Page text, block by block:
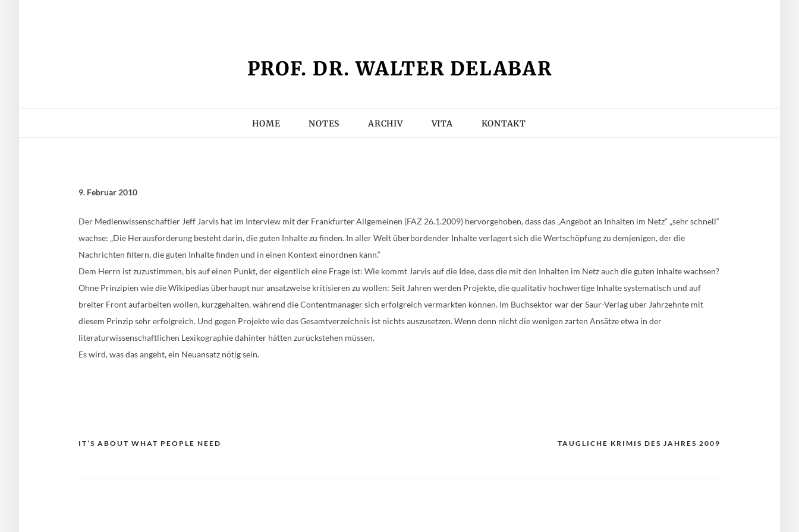
PROF. DR. WALTER DELABAR
HOME NOTES ARCHIV VITA KONTAKT
9. Februar 2010
Der Medienwissenschaftler Jeff Jarvis hat im Interview mit der Frankfurter Allgemeinen (FAZ 26.1.2009) hervorgehoben, dass das „Angebot an Inhalten im Netz“ „sehr schnell“
wachse: „Die Herausforderung besteht darin, die guten Inhalte zu finden. In aller Welt überbordender Inhalte verlagert sich die Wertschöpfung zu demjenigen, der die
Nachrichten filtern, die guten Inhalte finden und in einen Kontext einordnen kann.“
Dem Herrn ist zuzustimmen, bis auf einen Punkt, der eigentlich eine Frage ist: Wie kommt Jarvis auf die Idee, dass die mit den Inhalten im Netz auch die guten Inhalte wachsen?
Ohne Prinzipien wie die Wikipedias überhaupt nur ansatzweise kritisieren zu wollen: Seit Jahren werden Projekte, die qualitativ hochwertige Inhalte systematisch und auf
breiter Front aufarbeiten wollen, kurzgehalten, während die Contentmanager sich erfolgreich vermarkten können. Im Buchsektor war der Saur-Verlag über Jahrzehnte mit
diesem Prinzip sehr erfolgreich. Und gegen Projekte wie das Gesamtverzeichnis ist nichts auszusetzen. Wenn denn nicht die wenigen zarten Ansätze etwa in der
literaturwissenschaftlichen Lexikographie dahinter hätten zurückstehen müssen.
Es wird, was das angeht, ein Neuansatz nötig sein.
Beitragsnavigation TAUGLICHE KRIMIS DES JAHRES 2009
IT’S ABOUT WHAT PEOPLE NEED